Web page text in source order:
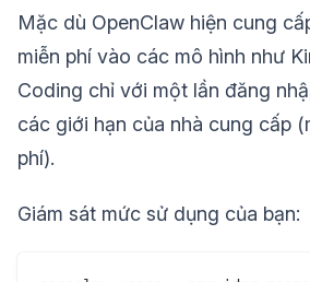
Mặc dù OpenClaw hiện cung
miễn phí vào các mô hình như
Coding chỉ với một lần đăng
các giới hạn của nhà cung cấp
phí).
Giám sát mức sử dụng của bạn: